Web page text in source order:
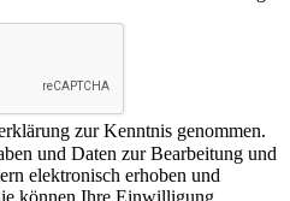
zur Kenntnis genommen.
und Daten zur Bearbeitung und
elektronisch erhoben und